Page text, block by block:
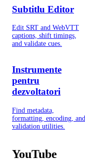
Subtitlu Editor
Edit SRT and WebVTT
captions, shift timings,
and validate cues.
Instrumente
pentru
dezvoltatori
Find metadata,
formatting, encoding, and
validation utilities.
YouTube